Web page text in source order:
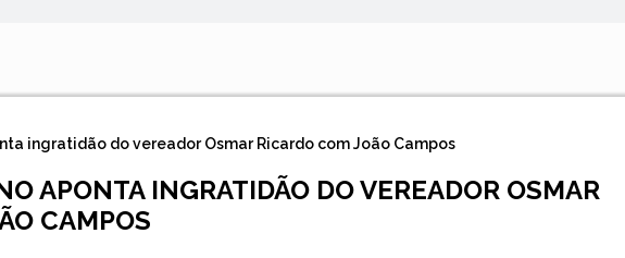
ingratidão do vereador Osmar Ricardo com João Campos
APONTA INGRATIDÃO DO VEREADOR OSMAR
CAMPOS